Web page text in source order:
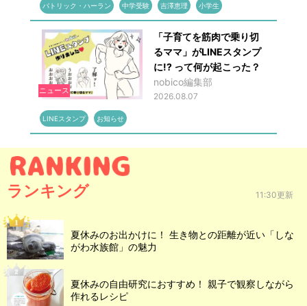
パトリック・ハーラン 中学受験 吉澤恵理 小学生
ニュース
「子育てを筋肉で乗り切
るママ」がLINEスタンプ
に!? って何が起こった？
nobico編集部
2026.08.07
LINEスタンプ お知らせ
ランキング 11:30更新
夏休みのお出かけに！ 生き物との距離が近い「しな
がわ水族館」の魅力
夏休みの自由研究におすすめ！ 親子で観察しながら
作れるレシピ